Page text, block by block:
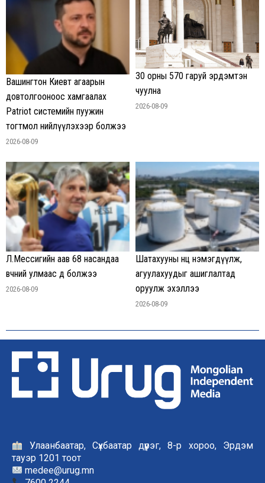
Вашингтон Киевт агаарын
довтолгооноос хамгаалах
Patriot системийн пуужин
тогтмол нийлүүлэхээр болжээ
2026-08-09
30 орны 570 гаруй эрдэмтэн
чуулна
2026-08-09
Л.Мессигийн аав 68 насандаа
өвчний улмаас өөд болжээ
2026-08-09
Шатахууны нөөц нэмэгдүүлж,
агуулахуудыг ашиглалтад
оруулж эхэллээ
2026-08-09
Улаанбаатар, Сүхбаатар дүүрэг, 8-р хороо, Эрдэм
тауэр 1201 тоот
medee@urug.mn